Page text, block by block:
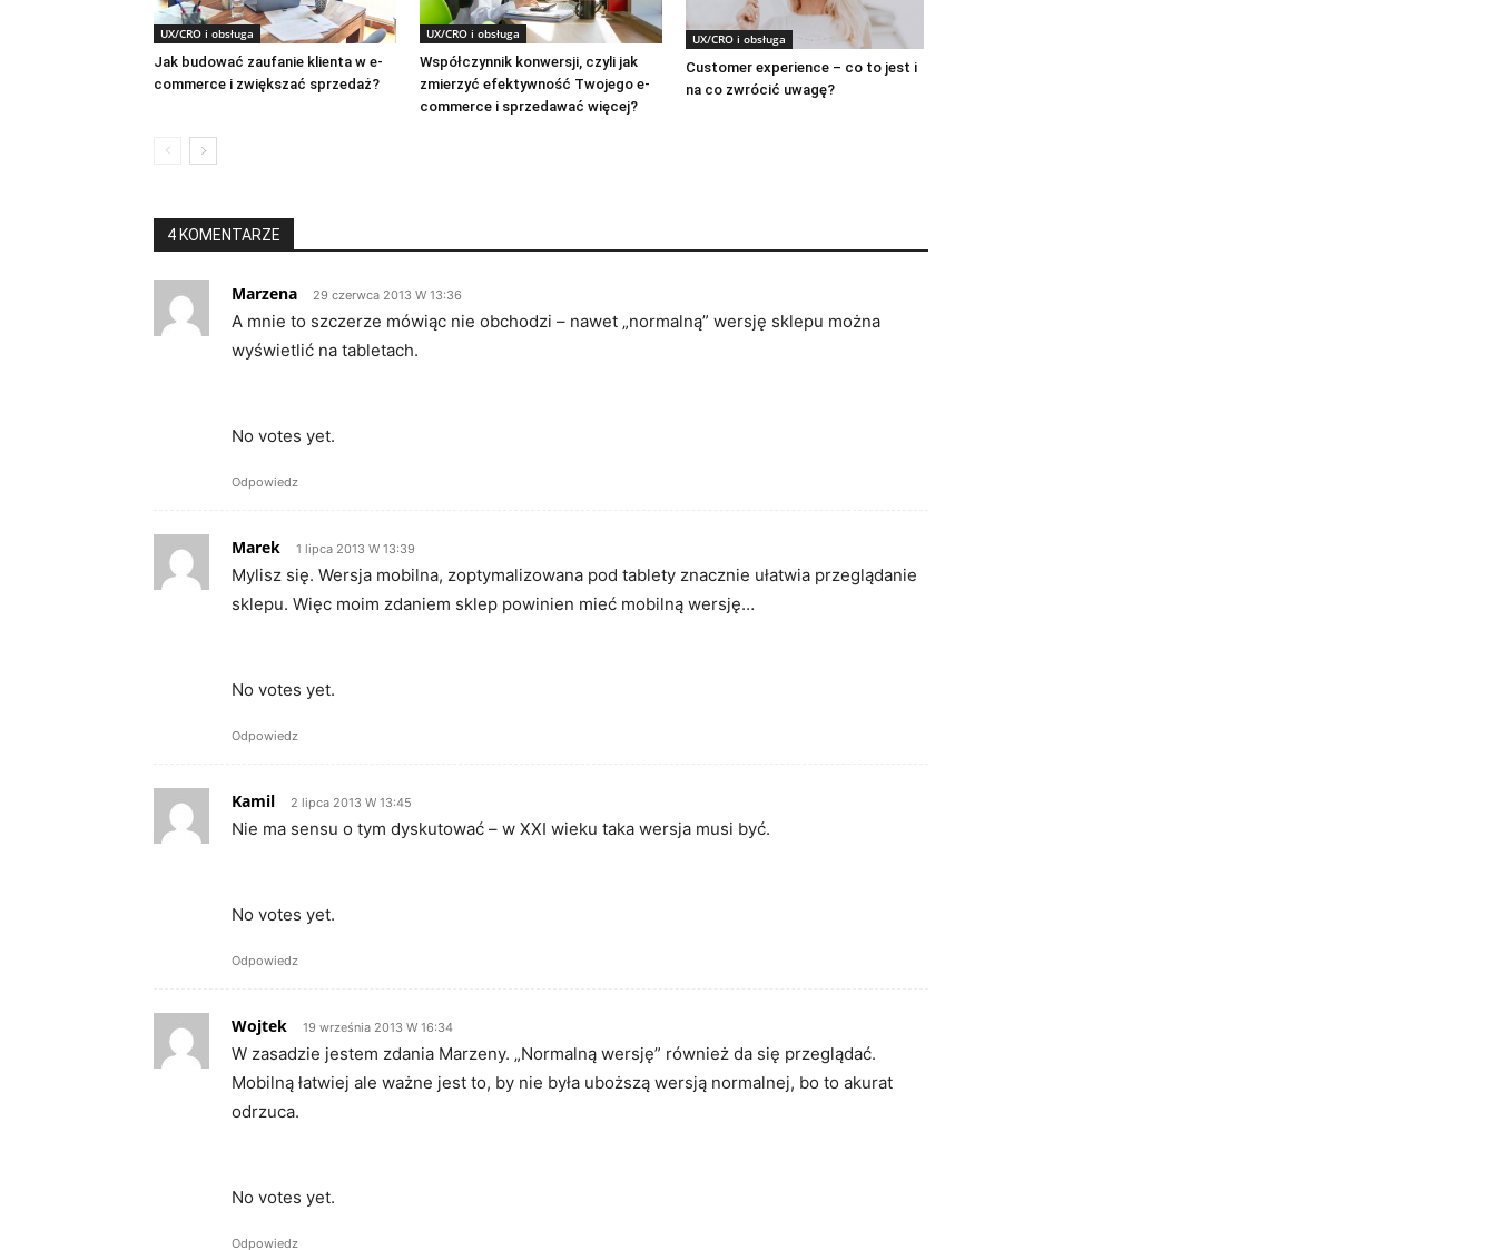
UX/CRO i obsługa
Jak budować zaufanie klienta w e-
commerce i zwiększać sprzedaż?
UX/CRO i obsługa
Współczynnik konwersji, czyli jak
zmierzyć efektywność Twojego e-
commerce i sprzedawać więcej?
UX/CRO i obsługa
Customer experience – co to jest i
na co zwrócić uwagę?
4 KOMENTARZE
Marzena 29 czerwca 2013 W 13:36
A mnie to szczerze mówiąc nie obchodzi – nawet „normalną” wersję sklepu można
wyświetlić na tabletach.
No votes yet.
Odpowiedz
Marek 1 lipca 2013 W 13:39
Mylisz się. Wersja mobilna, zoptymalizowana pod tablety znacznie ułatwia przeglądanie
sklepu. Więc moim zdaniem sklep powinien mieć mobilną wersję…
No votes yet.
Odpowiedz
Kamil 2 lipca 2013 W 13:45
Nie ma sensu o tym dyskutować – w XXI wieku taka wersja musi być.
No votes yet.
Odpowiedz
Wojtek 19 września 2013 W 16:34
W zasadzie jestem zdania Marzeny. „Normalną wersję” również da się przeglądać.
Mobilną łatwiej ale ważne jest to, by nie była uboższą wersją normalnej, bo to akurat
odrzuca.
No votes yet.
Odpowiedz